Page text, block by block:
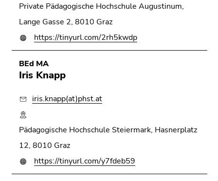
Private Pädagogische Hochschule Augustinum,
Lange Gasse 2, 8010 Graz
https://tinyurl.com/2rh5kwdp
BEd MA
Iris Knapp
iris.knapp(at)phst.at
Pädagogische Hochschule Steiermark, Hasnerplatz
12, 8010 Graz
https://tinyurl.com/y7fdeb59